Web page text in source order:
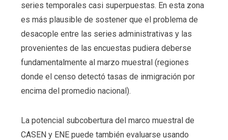
series temporales casi superpuestas. En esta zona
es más plausible de sostener que el problema de
desacople entre las series administrativas y las
provenientes de las encuestas pudiera deberse
fundamentalmente al marzo muestral (regiones
donde el censo detectó tasas de inmigración por
encima del promedio nacional).
La potencial subcobertura del marco muestral de
CASEN y ENE puede también evaluarse usando